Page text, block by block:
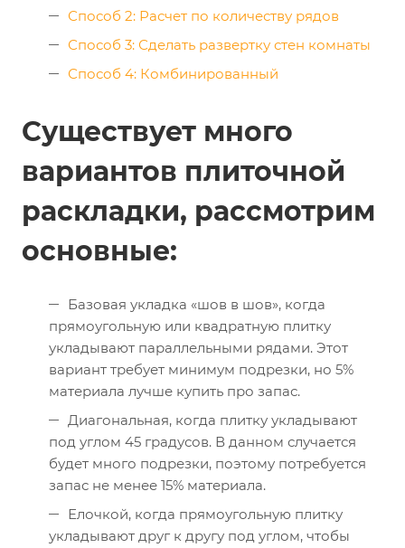
Способ 2: Расчет по количеству рядов
Способ 3: Сделать развертку стен комнаты
Способ 4: Комбинированный
Существует много
вариантов плиточной
раскладки, рассмотрим
основные:
Базовая укладка «шов в шов», когда
прямоугольную или квадратную плитку
укладывают параллельными рядами. Этот
вариант требует минимум подрезки, но 5%
материала лучше купить про запас.
Диагональная, когда плитку укладывают
под углом 45 градусов. В данном случается
будет много подрезки, поэтому потребуется
запас не менее 15% материала.
Елочкой, когда прямоугольную плитку
укладывают друг к другу под углом, чтобы